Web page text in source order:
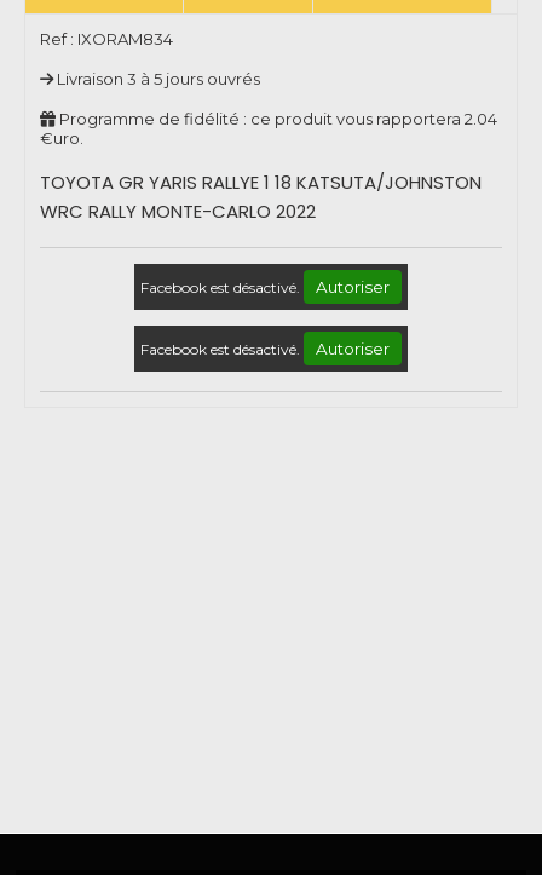
Ref : IXORAM834
Livraison 3 à 5 jours ouvrés
Programme de fidélité : ce produit vous rapportera 2.04
€uro.
TOYOTA GR YARIS RALLYE 1 18 KATSUTA/JOHNSTON
WRC RALLY MONTE-CARLO 2022
Facebook est désactivé. Autoriser
Facebook est désactivé. Autoriser